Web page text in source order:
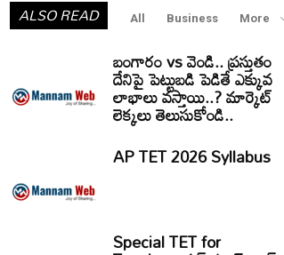
ALSO READ All Business More
బంగారం vs వెండి.. ప్రస్తుతం
దేనిపై పెట్టుబడి పెడితే ఎక్కువ
లాభాలు వస్తాయి..? మార్కెట్
లెక్కలు తెలుసుకోండి..
AP TET 2026 Syllabus
Special TET for